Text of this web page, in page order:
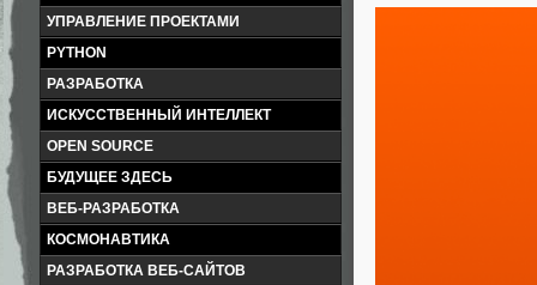
УПРАВЛЕНИЕ ПРОЕКТАМИ
PYTHON
РАЗРАБОТКА
ИСКУССТВЕННЫЙ ИНТЕЛЛЕКТ
OPEN SOURCE
БУДУЩЕЕ ЗДЕСЬ
ВЕБ-РАЗРАБОТКА
КОСМОНАВТИКА
РАЗРАБОТКА ВЕБ-САЙТОВ